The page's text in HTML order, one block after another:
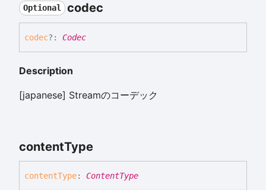
Optional codec
codec?: Codec
Description
[japanese] Streamのコーデック
contentType
contentType: ContentType